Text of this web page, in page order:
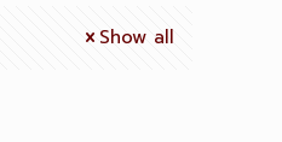
Show all